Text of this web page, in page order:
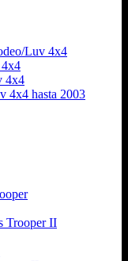
Luv 4x4
4x4
4x4 hasta 2003
Trooper II